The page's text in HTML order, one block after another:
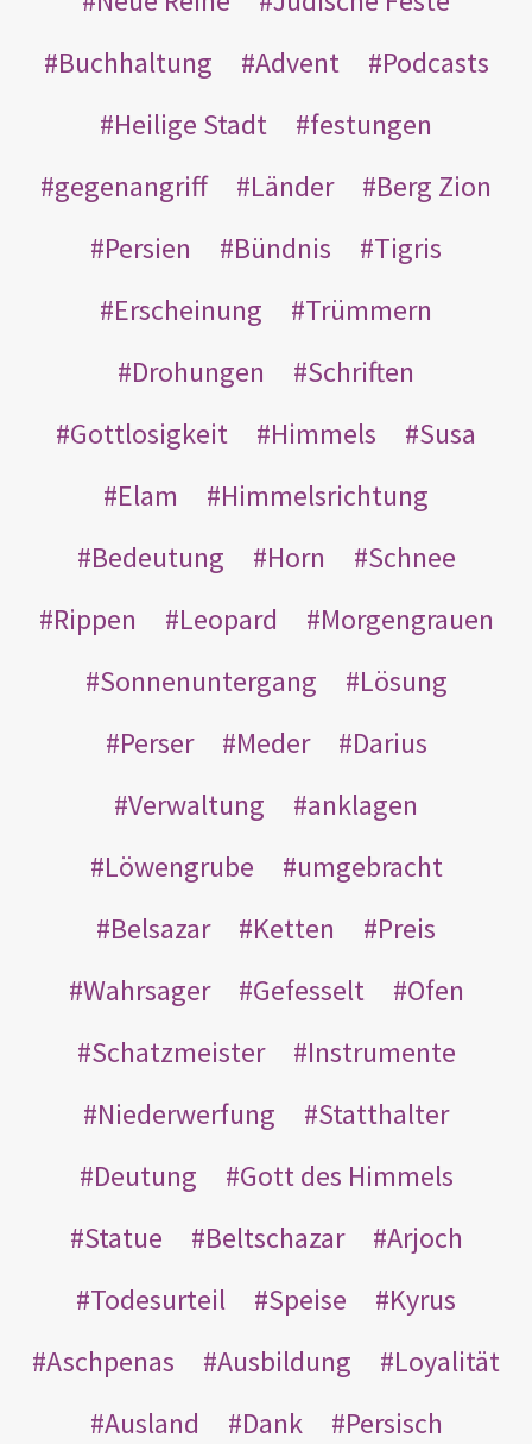
Buchhaltung
Advent
Podcasts
Heilige Stadt
festungen
gegenangriff
Länder
Berg Zion
Persien
Bündnis
Tigris
Erscheinung
Trümmern
Drohungen
Schriften
Gottlosigkeit
Himmels
Susa
Elam
Himmelsrichtung
Bedeutung
Horn
Schnee
Rippen
Leopard
Morgengrauen
Sonnenuntergang
Lösung
Perser
Meder
Darius
Verwaltung
anklagen
Löwengrube
umgebracht
Belsazar
Ketten
Preis
Wahrsager
Gefesselt
Ofen
Schatzmeister
Instrumente
Niederwerfung
Statthalter
Deutung
Gott des Himmels
Statue
Beltschazar
Arjoch
Todesurteil
Speise
Kyrus
Aschpenas
Ausbildung
Loyalität
Ausland
Dank
Persisch